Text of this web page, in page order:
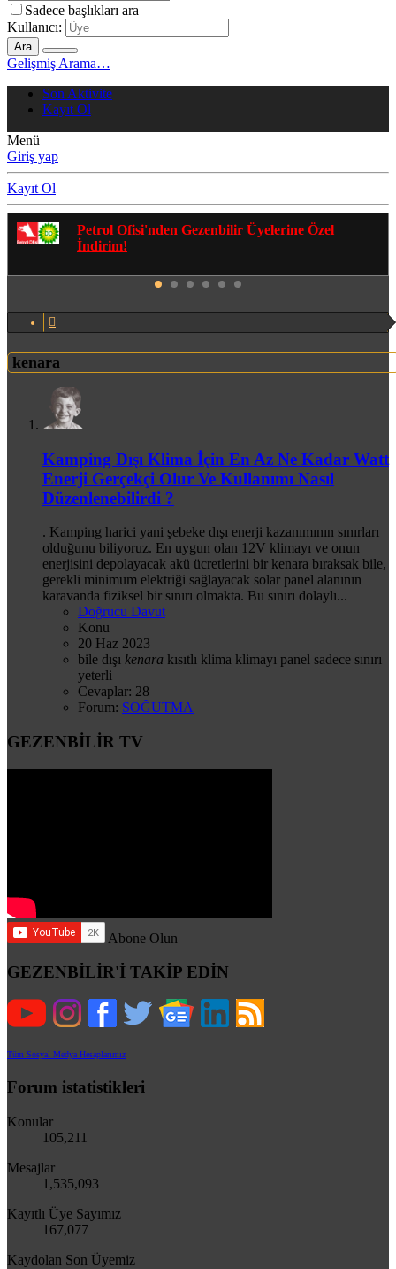
Sadece başlıkları ara
Kullanıcı:
Ara
Gelişmiş Arama…
Son Aktivite
Kayıt Ol
Menü
Giriş yap
Kayıt Ol
Gezenbilir Whatsapp Grupları'na Katılmak İçin
Tıklayın
kenara
Kamping Dışı Klima İçin En Az Ne Kadar Watt
Enerji Gerçekçi Olur Ve Kullanımı Nasıl
Düzenlenebilirdi ?
. Kamping harici yani şebeke dışı enerji kazanımının sınırları
olduğunu biliyoruz. En uygun olan 12V klimayı ve onun
enerjisini depolayacak akü ücretlerini bir kenara bıraksak bile,
gerekli minimum elektriği sağlayacak solar panel alanının
karavanda fiziksel bir sınırı olmakta. Bu sınırı dolaylı...
Doğrucu Davut
Konu
20 Haz 2023
bile dışı kenara kısıtlı klima klimayı panel sadece sınırı
yeterli
Cevaplar: 28
Forum: SOĞUTMA
GEZENBİLİR TV
Abone Olun
GEZENBİLİR'İ TAKİP EDİN
Tüm Sosyal Medya Hesaplarımız
Forum istatistikleri
Konular
105,211
Mesajlar
1,535,093
Kayıtlı Üye Sayımız
167,077
Kaydolan Son Üyemiz